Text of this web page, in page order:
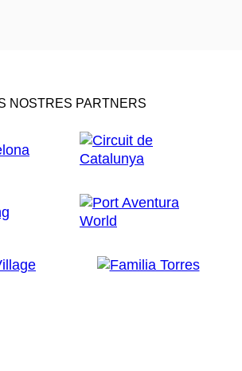
NOSTRES PARTNERS